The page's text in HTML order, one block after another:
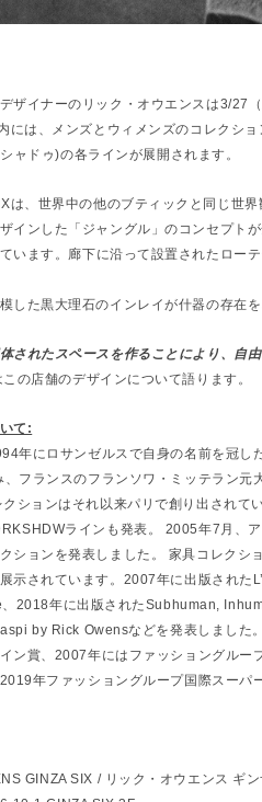
ザイナーのリック・オウエンスは3/27
には、メンズとウィメンズのコレクシ
ャドゥ)の各ラインが展開 されます。
は、 世界中の他のブティックと同じ世界
インした「ジャングル」のコンセプト
います。 廊下に沿って設置されたロー
した黒大理石のインレイが什器の存在を
されたスペースを作ることにより、 自
の店舗のデザインについて語ります。
て:
年にロサンゼルスで自身の名前を冠し
フランスのフランソワ・ ミッテラン元
ションはそれ以来パリで創り出されて
ラインも発表。 2005年7月、
ションを発表しました。 家具コレクシ
示されています。 2007年に出版された
2018年に出版されたSubhuman,
by Rick Owensなどを発表しました。
ン賞、 2007年にはファッショングルー
2019年ファッショングループ国際スーパ
GINZA SIX / リック・オウエンス ギン